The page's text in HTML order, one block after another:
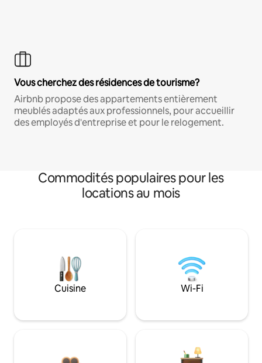
Vous cherchez des résidences de tourisme?
Airbnb propose des appartements entièrement
meublés adaptés aux professionnels, pour accueillir
des employés d'entreprise et pour le relogement.
Commodités populaires pour les
locations au mois
Cuisine Wi-Fi